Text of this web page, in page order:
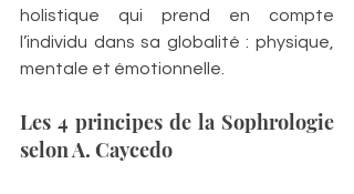
holistique qui prend en compte
l’individu dans sa globalité : physique,
mentale et émotionnelle.
Les 4 principes de la Sophrologie
selon A. Caycedo